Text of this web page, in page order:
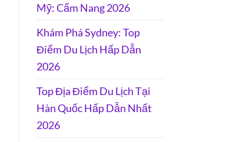
Mỹ: Cẩm Nang 2026
Khám Phá Sydney: Top
Điểm Du Lịch Hấp Dẫn
2026
Top Địa Điểm Du Lịch Tại
Hàn Quốc Hấp Dẫn Nhất
2026